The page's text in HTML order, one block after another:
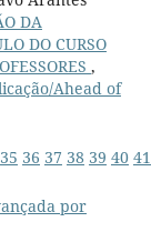
DA
DO CURSO
,
Ahead of
35 36 37 38 39 40 41
por